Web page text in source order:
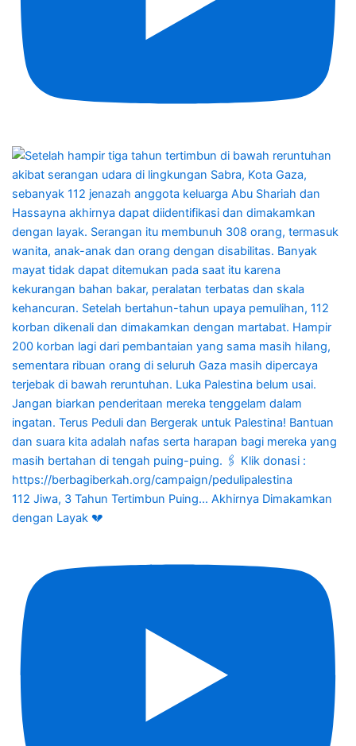
112 Jiwa, 3 Tahun Tertimbun Puing... Akhirnya Dimakamkan
dengan Layak 💔